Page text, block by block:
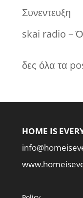
Συνεντευξη
skai radio –
δες όλα τα
HOME IS